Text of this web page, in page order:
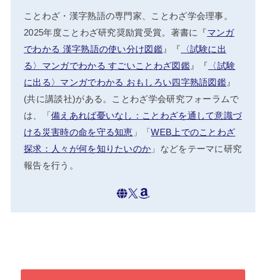
ことわざ・漢字熟語の専門家、ことわざ学会理事。
2025年度ことわざ研究奨励賞受賞。著書に『マンガ
でわかる 漢字熟語の使い分け図鑑』『 〈試験に出
る〉マンガでわかる すごいことわざ図鑑』『 〈試験
に出る〉マンガでわかる おもしろい四字熟語図鑑』
(共に講談社)がある。ことわざ学会研究フォーラムで
は、「備えあれば憂いなし：ことわざを通して意識づ
ける災害時の命を守る知恵 」「WEB上でのことわざ
探求：人々が何を知りたいのか 」などをテーマに研究
報告を行う。